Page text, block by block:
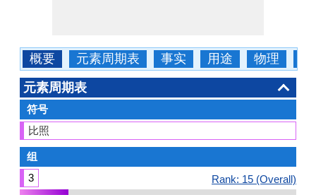
概要 元素周期表 事实 用途 物理
元素周期表
符号
比照
组
3
Rank: 15 (Overall)